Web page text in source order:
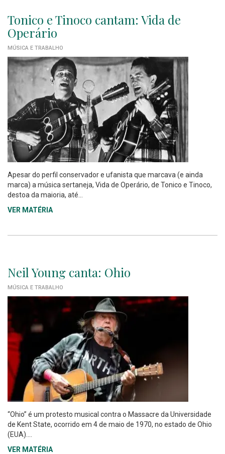
Tonico e Tinoco cantam: Vida de
Operário
MÚSICA E TRABALHO
Apesar do perfil conservador e ufanista que marcava (e ainda
marca) a música sertaneja, Vida de Operário, de Tonico e Tinoco,
destoa da maioria, até...
VER MATÉRIA
Neil Young canta: Ohio
MÚSICA E TRABALHO
“Ohio” é um protesto musical contra o Massacre da Universidade
de Kent State, ocorrido em 4 de maio de 1970, no estado de Ohio
(EUA)....
VER MATÉRIA